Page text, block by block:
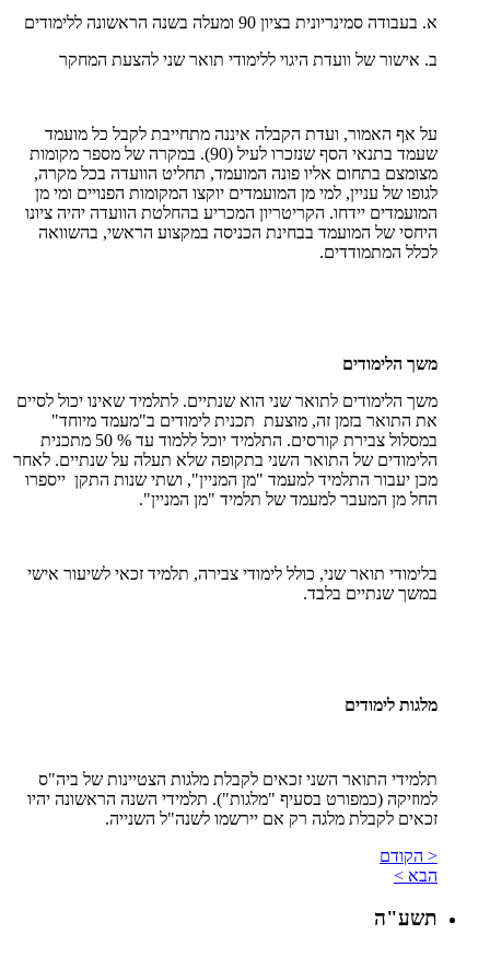
א. בעבודה סמינריונית בציון 90 ומעלה בשנה הראשונה ללימודים
ב. אישור של וועדת היגוי ללימודי תואר שני להצעת המחקר
על אף האמור, ועדת הקבלה איננה מתחייבת לקבל כל מועמד
שעמד בתנאי הסף שנזכרו לעיל (90). במקרה של מספר מקומות
מצומצם בתחום אליו פונה המועמד, תחליט הוועדה בכל מקרה,
לגופו של עניין, למי מן המועמדים יוקצו המקומות הפנויים ומי מן
המועמדים יידחו. הקריטריון המכריע בהחלטת הוועדה יהיה ציונו
היחסי של המועמד בבחינת הכניסה במקצוע הראשי, בהשוואה
לכלל המתמודדים.
משך הלימודים
משך הלימודים לתואר שני הוא שנתיים. לתלמיד שאינו יכול לסיים
את התואר בזמן זה, מוצעת תכנית לימודים ב"מעמד מיוחד"
במסלול צבירת קורסים. התלמיד יוכל ללמוד עד % 50 מתכנית
הלימודים של התואר השני בתקופה שלא תעלה על שנתיים. לאחר
מכן יעבור התלמיד למעמד "מן המניין", ושתי שנות התקן ייספרו
החל מן המעבר למעמד של תלמיד "מן המניין".
בלימודי תואר שני, כולל לימודי צבירה, תלמיד זכאי לשיעור אישי
במשך שנתיים בלבד.
מלגות לימודים
תלמידי התואר השני זכאים לקבלת מלגות הצטיינות של ביה"ס
למוזיקה (כמפורט בסעיף "מלגות"). תלמידי השנה הראשונה יהיו
זכאים לקבלת מלגה רק אם יירשמו לשנה"ל השנייה.
< הקודם
הבא >
תשע"ה